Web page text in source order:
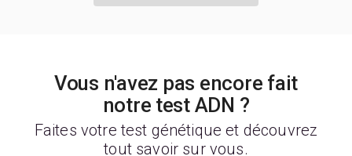
Vous n'avez pas encore fait
notre test ADN ?
Faites votre test génétique et découvrez
tout savoir sur vous.